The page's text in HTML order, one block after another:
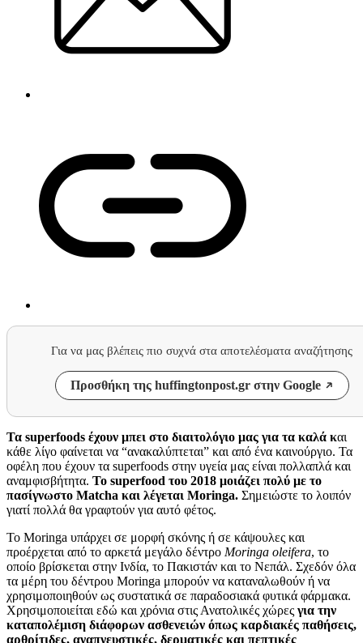
Για να μας βλέπεις πιο συχνά στα αποτελέσματα αναζήτησης
Προσθήκη της huffingtonpost.gr στην Google
Τα superfoods έχουν μπει στο διαιτολόγιο μας για τα καλά και
κάθε λίγο φαίνεται να “ανακαλύπτεται” και από ένα καινούργιο. Τα
οφέλη που έχουν τα superfoods στην υγεία μας είναι πολλαπλά και
αναμφισβήτητα. Το superfood του 2018 μοιάζει πολύ με το
πασίγνωστο Matcha και λέγεται Moringa. Σημειώστε το λοιπόν
γιατί πολλά θα γραφτούν για αυτό φέτος.
Το Moringa υπάρχει σε μορφή σκόνης ή σε κάψουλες και
προέρχεται από το αρκετά μεγάλο δέντρο Moringa oleifera, το
οποίο βρίσκεται στην Ινδία, το Πακιστάν και το Νεπάλ. Σχεδόν όλα
τα μέρη του δέντρου Moringa μπορούν να καταναλωθούν ή να
χρησιμοποιηθούν ως συστατικά σε παραδοσιακά φυτικά φάρμακα.
Χρησιμοποιείται εδώ και χρόνια στις Ανατολικές χώρες για την
καταπολέμιση διάφορων ασθενειών όπως καρδιακές παθήσεις,
αρθρίτιδες, αναπνευστικές, δερματικές και πεπτικές